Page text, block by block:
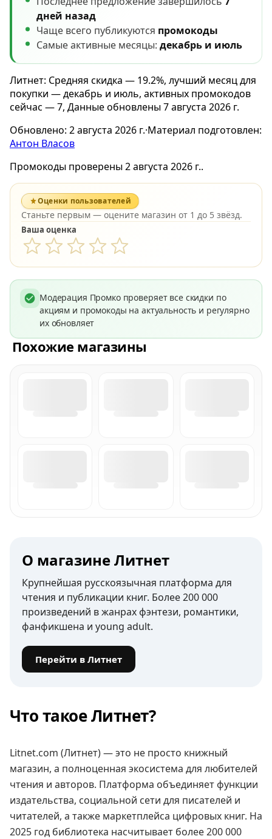
дней назад
Чаще всего публикуются промокоды
Самые активные месяцы: декабрь и июль
Литнет: Средняя скидка — 19.2%, лучший месяц для
покупки — декабрь и июль, активных промокодов
сейчас — 7, Данные обновлены 7 августа 2026 г.
Обновлено: 2 августа 2026 г.·Материал подготовлен:
Антон Власов
Промокоды проверены 2 августа 2026 г..
Оценки пользователей
Станьте первым — оцените магазин от 1 до 5 звёзд.
Ваша оценка
Модерация Промко проверяет все скидки по
акциям и промокоды на актуальность и регулярно
их обновляет
Похожие магазины
О магазине Литнет
Крупнейшая русскоязычная платформа для
чтения и публикации книг. Более 200 000
произведений в жанрах фэнтези, романтики,
фанфикшена и young adult.
Перейти в Литнет
Что такое Литнет?
Litnet.com (Литнет) — это не просто книжный
магазин, а полноценная экосистема для любителей
чтения и авторов. Платформа объединяет функции
издательства, социальной сети для писателей и
читателей, а также маркетплейса цифровых книг. На
2025 год библиотека насчитывает более 200 000